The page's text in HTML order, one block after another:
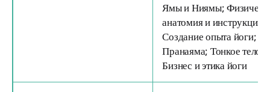
Ямы и Ниямы;
анатомия и инструкции;
Создание опыта йоги;
Пранаяма; Тонкое тело;
Бизнес и этика йоги